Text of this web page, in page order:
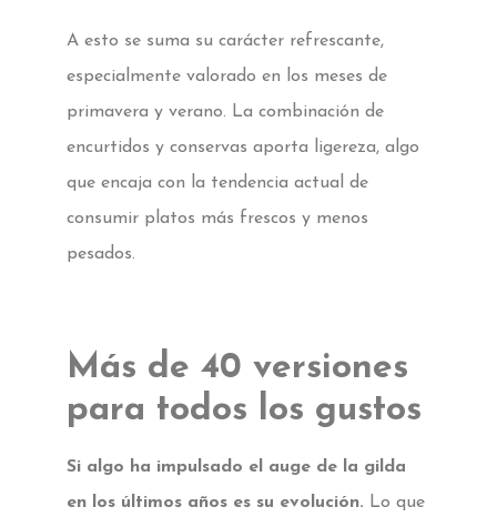
A esto se suma su carácter refrescante,
especialmente valorado en los meses de
primavera y verano. La combinación de
encurtidos y conservas aporta ligereza, algo
que encaja con la tendencia actual de
consumir platos más frescos y menos
pesados.
Más de 40 versiones
para todos los gustos
Si algo ha impulsado el auge de la gilda
en los últimos años es su evolución. Lo que